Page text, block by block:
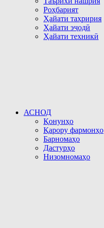
Роҳбарият
Ҳайати таҳририя
Ҳайати эҷодӣ
Ҳайати техникӣ
АСНОД
Қонунҳо
Қарору фармонҳо
Барномаҳо
Дастурҳо
Низомномаҳо